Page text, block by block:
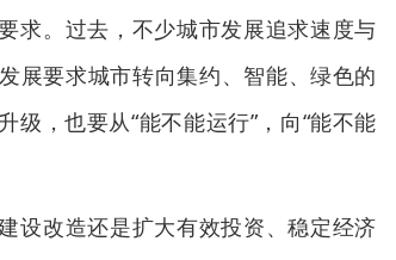
求。过去，不少城市发展追求速度与
展要求城市转向集约、智能、绿色的
，也要从“能不能运行”，向“能不能
设改造还是扩大有效投资、稳定经济